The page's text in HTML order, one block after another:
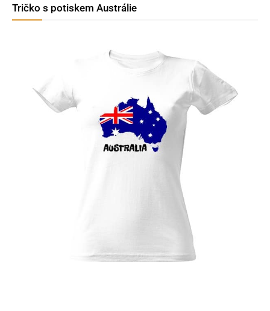
Tričko s potiskem Austrálie